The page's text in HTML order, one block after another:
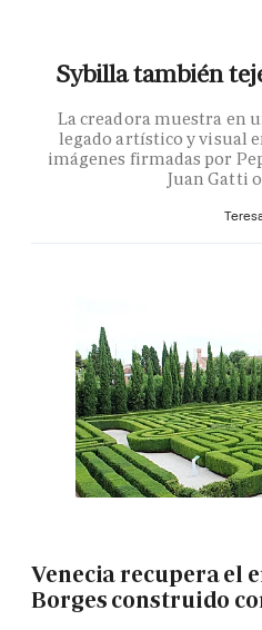
Sybilla también
La creadora muestra en
legado artístico y visual
imágenes firmadas por
Juan Gatti
Venecia recupera el
Borges construido